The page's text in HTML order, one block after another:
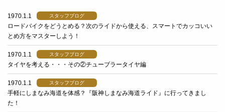
1970.1.1 スタッフブログ
ロードバイクをどうとめる？次のライドから使える、スマートでカッコいい
とめ方をマスターしよう！
1970.1.1 スタッフブログ
タイヤを考える・・・その②チューブラータイヤ編
1970.1.1 スタッフブログ
手軽にしまなみ海道を体感？『阪神しまなみ海道ライド』に行ってきまし
た！